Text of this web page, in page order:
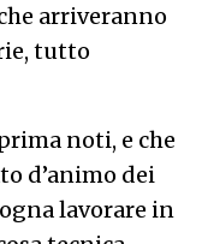
arriveranno
tutto
noti, e che
d’animo dei
lavorare in